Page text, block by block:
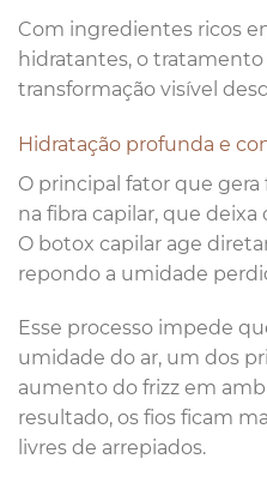
Com ingredientes ricos
hidratantes, o
transformação visível
Hidratação profunda e
O principal fator que gera
na fibra capilar, que deixa
O botox capilar age
repondo a umidade
Esse processo impede
umidade do ar, um dos
aumento do frizz em
resultado, os fios ficam
livres de arrepiados.